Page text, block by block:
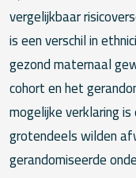
vergelijkbaar
is een verschil in
gezond maternaal
cohort en het
mogelijke verklaring
grotendeels wilden
gerandomiseerde